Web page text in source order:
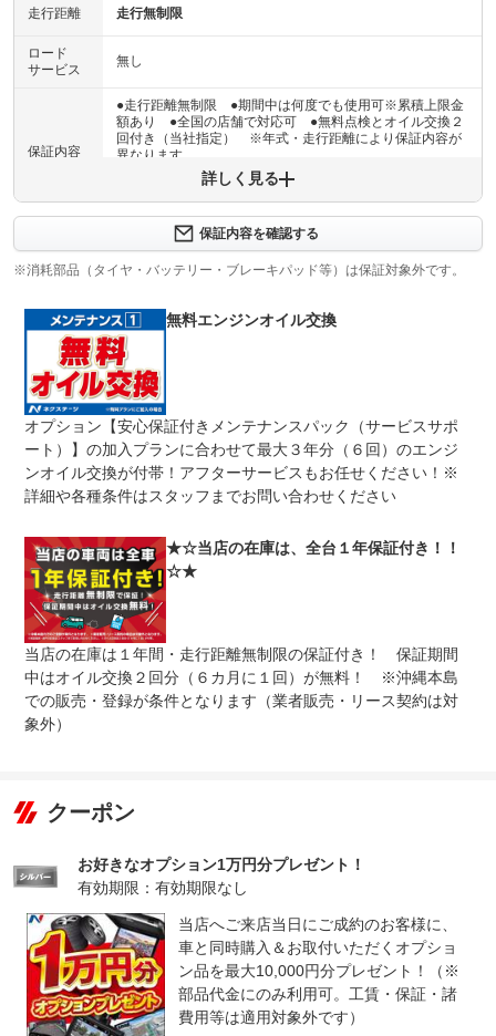
走行距離 走行無制限
ロード
サービス
無し
保証内容
●走行距離無制限 ●期間中は何度でも使用可※累積上限金
額あり ●全国の店舗で対応可 ●無料点検とオイル交換２
回付き（当社指定） ※年式・走行距離により保証内容が
異なります
保証項目
安心のアフター保証は消耗品をはじめ、購入時に付属のナ
ビ等の電装品にも対応。最長３年までお選びいただけます
（有償）※お車により加入条件、保証内容が異なります。
修理回数 無制限
上限金額
車両本体価格
期間中は何度でも修理可能！修理金額は車両本体価格の１
００％までしっかり保証します。車両本体価格５０万円以
下の場合は５０万円まで保証します。
免責金
無し
保証修理の対象となる場合は、お客様の費用負担は一切ご
ざいません。
保証修理
全国のネクステージで受付可能！ご遠方でネクステージに
は、スタッフまでお気軽にお尋ねください。
法定整備
整備付 法定12ヶ月または法定24ヶ月点検整備付
※車検なし・車検整備付の場合は法定24ヶ月点検整備付
※商用車は6ヶ月または12ヶ月点検整備付
法定整備
について
１．契約後～納車までに法定点検を実施致します。 ２．
支払総額に整備代金を含んでおります。 ３．点検記録簿
が発行されます。
詳しく見る
保証内容を確認する
※消耗部品（タイヤ・バッテリー・ブレーキパッド等）は保証対象外です。
無料エンジンオイル交換
オプション【安心保証付きメンテナンスパック（サービスサポ
ート）】の加入プランに合わせて最大３年分（６回）のエンジ
ンオイル交換が付帯！アフターサービスもお任せください！※
詳細や各種条件はスタッフまでお問い合わせください
★☆当店の在庫は、全台１年保証付き！！
☆★
当店の在庫は１年間・走行距離無制限の保証付き！ 保証期間
中はオイル交換２回分（６カ月に１回）が無料！ ※沖縄本島
での販売・登録が条件となります（業者販売・リース契約は対
象外）
クーポン
お好きなオプション1万円分プレゼント！
有効期限：有効期限なし
当店へご来店当日にご成約のお客様に、
車と同時購入＆お取付いただくオプショ
ン品を最大10,000円分プレゼント！（※
部品代金にのみ利用可。工賃・保証・諸
費用等は適用対象外です）